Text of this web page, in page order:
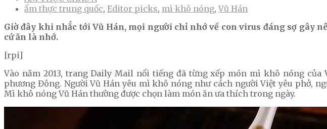
ẩm thực trung quốc, Editor picks, mì khô nóng,Vũ Hán
Giờ đây khi nhắc tới Vũ Hán, mọi người chỉ nhớ về con virus đáng sợ gây
cứ ăn là nhớ.
[rpi]
Vào năm 2013, trang Daily Mail nổi tiếng đã từng xếp món mì khô nóng của
phương Đông. Người Vũ Hán yêu mì khô nóng như cách người Việt yêu phở,
Mì khô nóng Vũ Hán thường được chọn làm món ăn ưa thích trong ngày.